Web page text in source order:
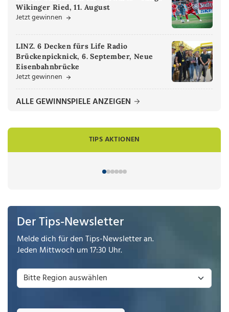
Wikinger Ried, 11. August
Jetzt gewinnen
LINZ. 6 Decken fürs Life Radio
Brückenpicknick, 6. September, Neue
Eisenbahnbrücke
Jetzt gewinnen
ALLE GEWINNSPIELE ANZEIGEN
TIPS AKTIONEN
Der Tips-Newsletter
Melde dich für den Tips-Newsletter an.
Jeden Mittwoch um 17:30 Uhr.